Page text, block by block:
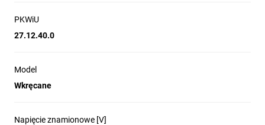
PKWiU
27.12.40.0
Model
Wkręcane
Napięcie znamionowe [V]